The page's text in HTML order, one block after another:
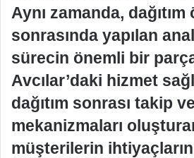
Aynı zamanda,
sonrasında yapılan
sürecin önemli bir
Avcılar’daki hizmet
dağıtım sonrası takip
mekanizmaları
müşterilerin